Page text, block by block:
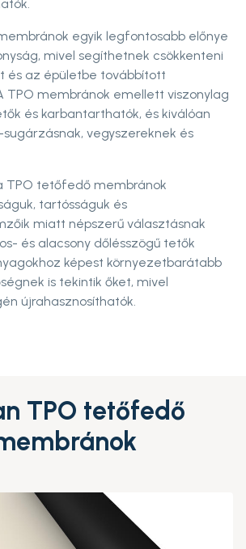
egyik legfontosabb előnye
mivel segíthetnek csökkenteni
és az épületbe továbbított
TPO membránok emellett viszonylag
és karbantarthatók, és kiválóan
vegyszereknek és
TPO tetőfedő membránok
tartósságuk és
miatt népszerű választásnak
és alacsony dőlésszögű tetők
képest környezetbarátabb
is tekintik őket, mivel
újrahasznosíthatók.
TPO tetőfedő